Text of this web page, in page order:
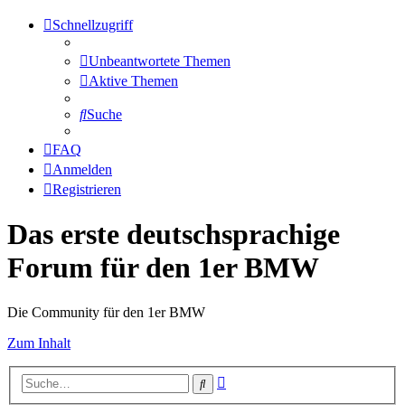
Schnellzugriff
Unbeantwortete Themen
Aktive Themen
Suche
FAQ
Anmelden
Registrieren
Das erste deutschsprachige
Forum für den 1er BMW
Die Community für den 1er BMW
Zum Inhalt
Suche